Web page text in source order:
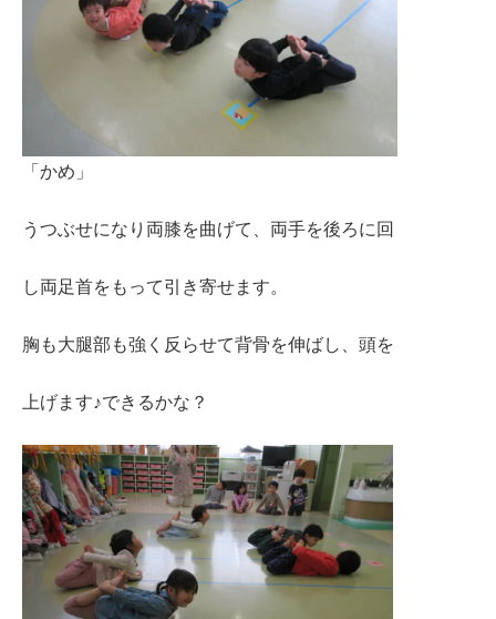
「かめ」
うつぶせになり両膝を曲げて、両手を後ろに回
し両足首をもって引き寄せます。
胸も大腿部も強く反らせて背骨を伸ばし、頭を
上げます♪できるかな？